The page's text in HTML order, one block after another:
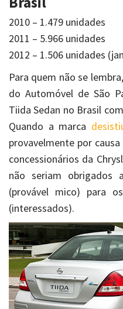
2010 – 1.479 unidades
2011 – 5.966 unidades
2012 – 1.506 unidades
Para quem não se
do Automóvel de São
Tiida Sedan no Brasil
Quando a marca
provavelmente por
concessionários da
não seriam obrigados
(provável mico) para
(interessados).